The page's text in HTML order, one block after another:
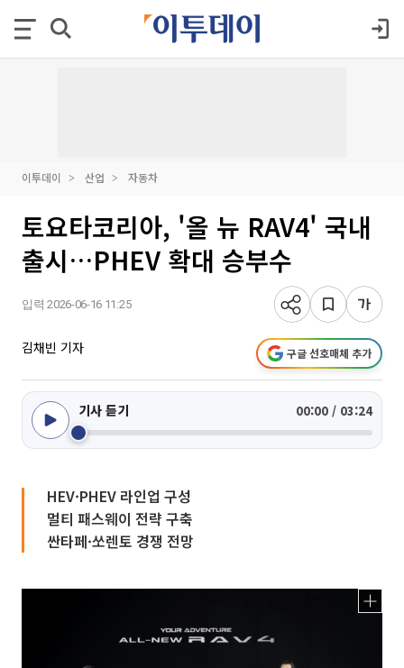
이투데이 산업 자동차
토요타코리아, '올 뉴 RAV4' 국내
출시…PHEV 확대 승부수
입력 2026-06-16 11:25
김채빈 기자 구글 선호매체 추가
기사 듣기 00:00 / 03:24
HEV·PHEV 라인업 구성
멀티 패스웨이 전략 구축
싼타페·쏘렌토 경쟁 전망